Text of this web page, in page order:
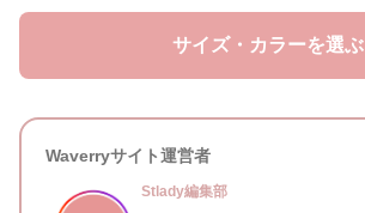
サイズ・カラーを選ぶ
Waverryサイト運営者
Stlady編集部